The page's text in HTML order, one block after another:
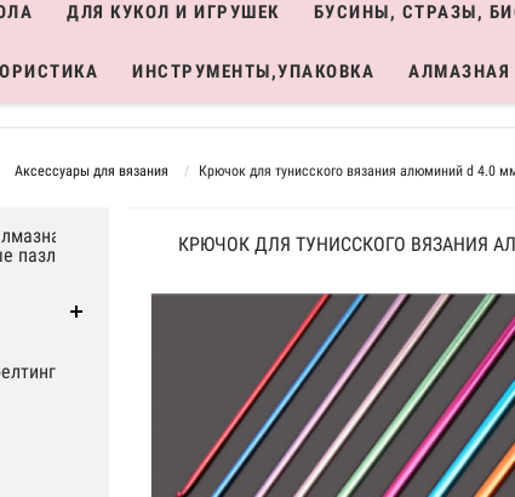
ДЛЯ КУКОЛ И ИГРУШЕК БУСИНЫ, СТРАЗЫ,
ИНСТРУМЕНТЫ,УПАКОВКА
Аксессуары для вязания Крючок для тунисского вязания алюминий d 4.0
пазлы
КРЮЧОК ДЛЯ ТУНИССКОГО ВЯЗАНИЯ